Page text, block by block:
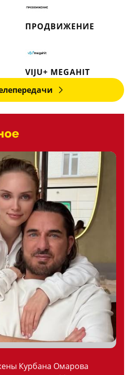
ПРОДВИЖЕНИЕ
VIJU+ MEGAHIT
Курбана Омарова